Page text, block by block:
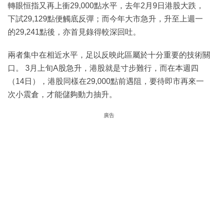
轉眼恒指又再上衝29,000點水平，去年2月9日港股大跌，
下試29,129點便觸底反彈；而今年大市急升，升至上週一
的29,241點後，亦首見錄得較深回吐。
兩者集中在相近水平，足以反映此區屬於十分重要的技術關
口。 3月上旬A股急升，港股就是寸步難行，而在本週四
（14日），港股同樣在29,000點前遇阻，要待即市再來一
次小震倉，才能儲夠動力抽升。
廣告